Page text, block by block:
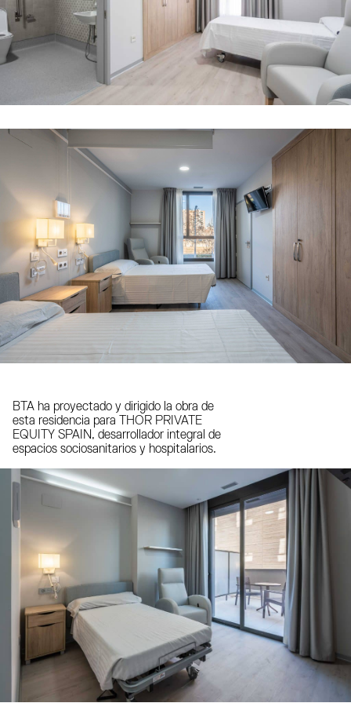
BTA ha proyectado y dirigido la obra de
esta residencia para THOR PRIVATE
EQUITY SPAIN, desarrollador integral de
espacios sociosanitarios y hospitalarios.